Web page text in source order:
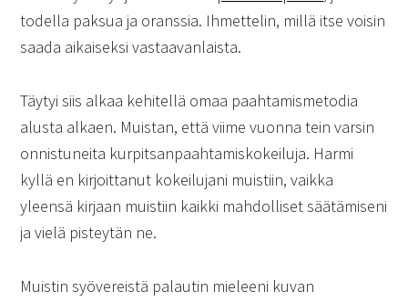
todella paksua ja oranssia. Ihmettelin, millä itse voisin
saada aikaiseksi vastaavanlaista.
Täytyi siis alkaa kehitellä omaa paahtamismetodia
alusta alkaen. Muistan, että viime vuonna tein varsin
onnistuneita kurpitsanpaahtamiskokeiluja. Harmi
kyllä en kirjoittanut kokeilujani muistiin, vaikka
yleensä kirjaan muistiin kaikki mahdolliset säätämiseni
ja vielä pisteytän ne.
Muistin syövereistä palautin mieleeni kuvan